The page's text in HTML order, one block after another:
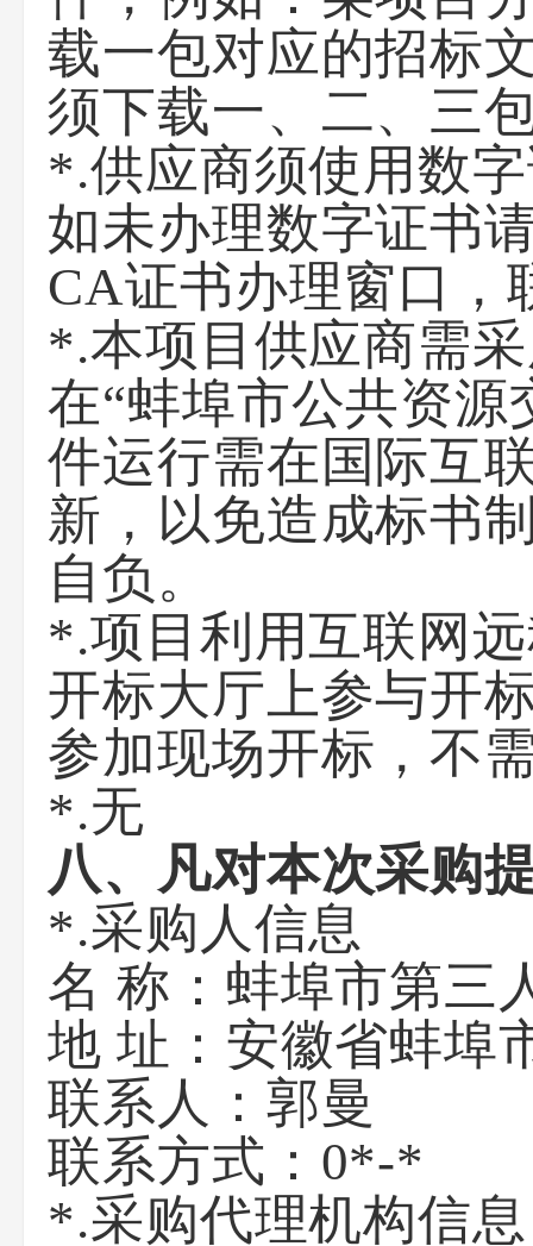
载一包对应的招标
须下载一、二、三
*.供应商须使用数
如未办理数字证书
CA证书办理窗口
*.本项目供应商需
在“蚌埠市公共资
件运行需在国际互
新，以免造成标书
自负。
*.项目利用互联网
开标大厅上参与开
参加现场开标，不
*.无
八、凡对本次采购
*.采购人信息
名 称：蚌埠市第三
地 址：安徽省蚌埠
联系人：郭曼
联系方式：0*-*
*.采购代理机构信息